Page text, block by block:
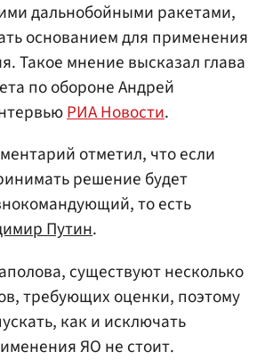
дальнобойными ракетами,
основанием для применения
Такое мнение высказал глава
по обороне Андрей
РИА Новости.
отметил, что если
решение будет
то есть
Путин.
существуют несколько
требующих оценки, поэтому
как и исключать
ЯО не стоит.